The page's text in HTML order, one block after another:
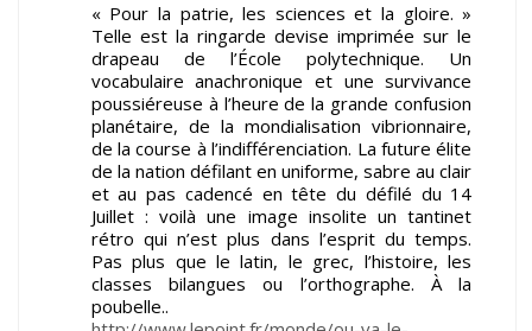
« Pour la patrie, les sciences et la gloire. »
Telle est la ringarde devise imprimée sur le
drapeau de l’École polytechnique. Un
vocabulaire anachronique et une survivance
poussiéreuse à l’heure de la grande confusion
planétaire, de la mondialisation vibrionnaire,
de la course à l’indifférenciation. La future élite
de la nation défilant en uniforme, sabre au clair
et au pas cadencé en tête du défilé du 14
Juillet : voilà une image insolite un tantinet
rétro qui n’est plus dans l’esprit du temps.
Pas plus que le latin, le grec, l’histoire, les
classes bilangues ou l’orthographe. À la
poubelle..